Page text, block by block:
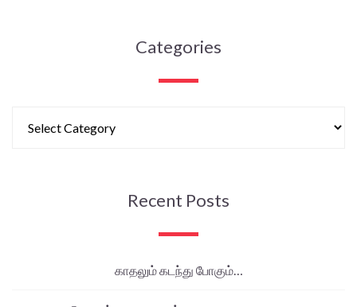
Categories
Recent Posts
காதலும் கடந்து போகும்…